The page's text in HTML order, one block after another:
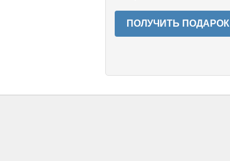
ПОЛУЧИТЬ ПОДАРОК